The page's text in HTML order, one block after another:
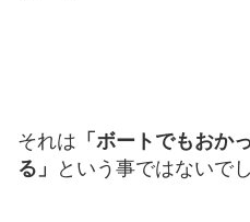
それは 「ボートでもおか
る」
という事ではないで